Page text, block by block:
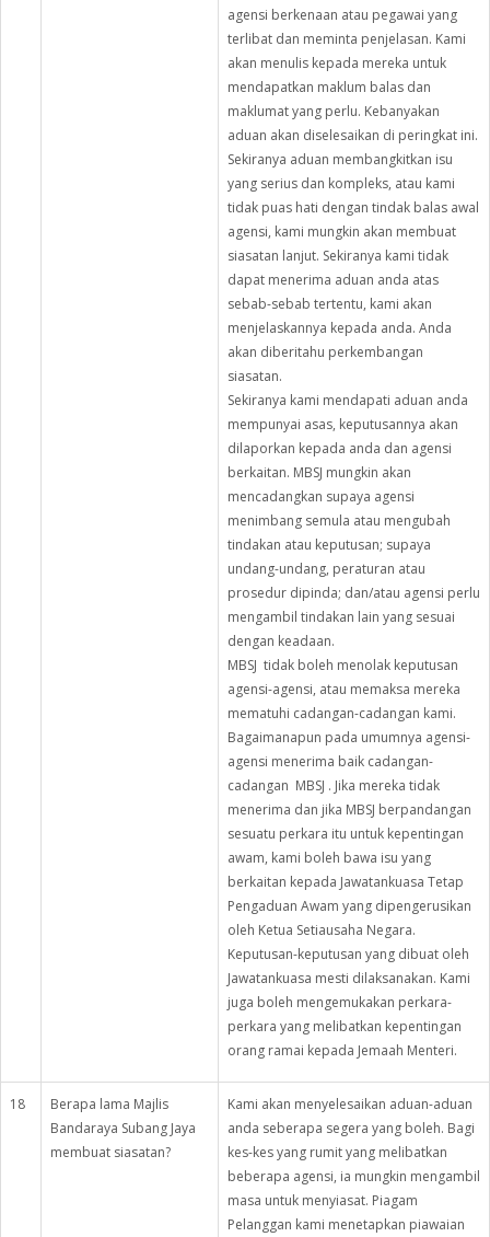
agensi berkenaan atau pegawai yang
terlibat dan meminta penjelasan. Kami
akan menulis kepada mereka untuk
mendapatkan maklum balas dan
maklumat yang perlu. Kebanyakan
aduan akan diselesaikan di peringkat ini.
Sekiranya aduan membangkitkan isu
yang serius dan kompleks, atau kami
tidak puas hati dengan tindak balas awal
agensi, kami mungkin akan membuat
siasatan lanjut. Sekiranya kami tidak
dapat menerima aduan anda atas
sebab-sebab tertentu, kami akan
menjelaskannya kepada anda. Anda
akan diberitahu perkembangan
siasatan.
Sekiranya kami mendapati aduan anda
mempunyai asas, keputusannya akan
dilaporkan kepada anda dan agensi
berkaitan. MBSJ mungkin akan
mencadangkan supaya agensi
menimbang semula atau mengubah
tindakan atau keputusan; supaya
undang-undang, peraturan atau
prosedur dipinda; dan/atau agensi perlu
mengambil tindakan lain yang sesuai
dengan keadaan.
MBSJ tidak boleh menolak keputusan
agensi-agensi, atau memaksa mereka
mematuhi cadangan-cadangan kami.
Bagaimanapun pada umumnya agensi-
agensi menerima baik cadangan-
cadangan MBSJ . Jika mereka tidak
menerima dan jika MBSJ berpandangan
sesuatu perkara itu untuk kepentingan
awam, kami boleh bawa isu yang
berkaitan kepada Jawatankuasa Tetap
Pengaduan Awam yang dipengerusikan
oleh Ketua Setiausaha Negara.
Keputusan-keputusan yang dibuat oleh
Jawatankuasa mesti dilaksanakan. Kami
juga boleh mengemukakan perkara-
perkara yang melibatkan kepentingan
orang ramai kepada Jemaah Menteri.
18
Berapa lama Majlis
Bandaraya Subang Jaya
membuat siasatan?
Kami akan menyelesaikan aduan-aduan
anda seberapa segera yang boleh. Bagi
kes-kes yang rumit yang melibatkan
beberapa agensi, ia mungkin mengambil
masa untuk menyiasat. Piagam
Pelanggan kami menetapkan piawaian